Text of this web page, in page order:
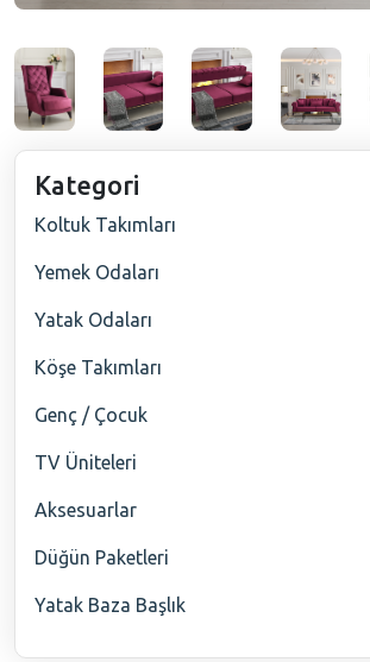
Kategori
Koltuk Takımları
Yemek Odaları
Yatak Odaları
Köşe Takımları
Genç / Çocuk
TV Üniteleri
Aksesuarlar
Düğün Paketleri
Yatak Baza Başlık